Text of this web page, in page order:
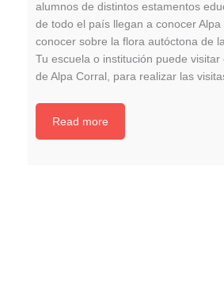
alumnos de distintos estamentos
de todo el país llegan a conocer
conocer sobre la flora autóctona de
Tu escuela o institución puede visitar
de Alpa Corral, para realizar las
Read more